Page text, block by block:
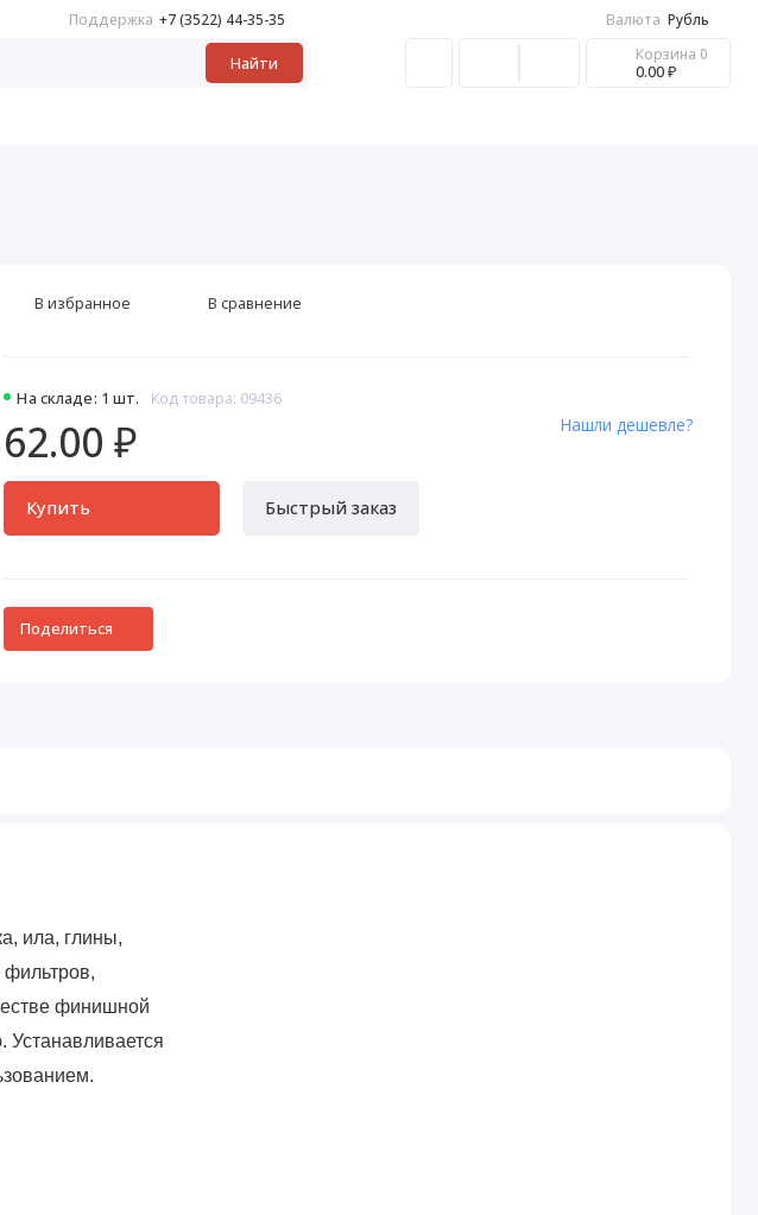
Поддержка +7 (3522) 44-35-35 Валюта Рубль
Найти Корзина 0
0.00 ₽
На складе: 1 шт. Код товара: 09436
62.00 ₽
Купить Быстрый заказ
Нашли дешевле?
В избранное В сравнение
Поделиться
ила, глины,
финишной
Устанавливается